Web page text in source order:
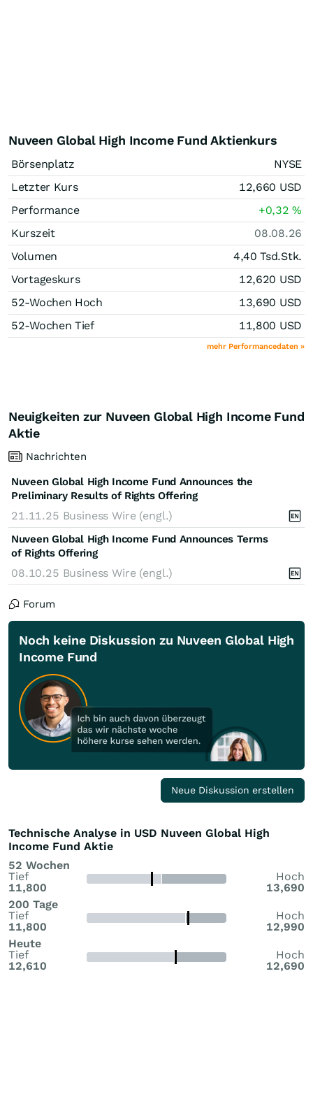
Nuveen Global High Income Fund Aktienkurs
Börsenplatz
NYSE
Letzter Kurs
12,660 USD
Performance
+0,32%
Kurszeit
08.08.26
Volumen
4,40 Tsd.Stk.
Vortageskurs
12,620 USD
52-Wochen Hoch
13,690 USD
52-Wochen Tief
11,800 USD
mehr Performancedaten »
Neuigkeiten zur Nuveen Global High Income Fund
Aktie
Nachrichten
Nuveen Global High Income Fund Announces the
Preliminary Results of Rights Offering
21.11.25 Business Wire (engl.)
Nuveen Global High Income Fund Announces Terms
of Rights Offering
08.10.25 Business Wire (engl.)
Forum
Noch keine Diskussion zu Nuveen Global High
Income Fund
Neue Diskussion erstellen
Technische Analyse in USD Nuveen Global High
Income Fund Aktie
52 Wochen
Tief
11,800
Hoch
13,690
200 Tage
Tief
11,800
Hoch
12,990
Heute
Tief
12,610
Hoch
12,690